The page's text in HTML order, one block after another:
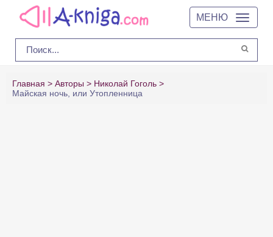
МЕНЮ
Главная Авторы
Николай Гоголь
Майская ночь, или Утопленница